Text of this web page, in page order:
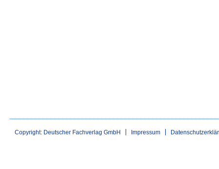
Copyright: Deutscher Fachverlag GmbH Impressum